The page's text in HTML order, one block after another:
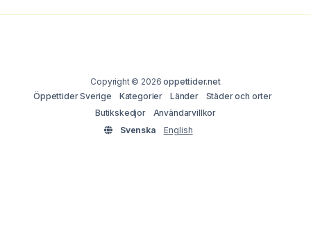
Copyright © 2026oppettider.net
Öppettider Sverige
Kategorier Länder
Städer och orter
Butikskedjor
Användarvillkor
Svenska
English